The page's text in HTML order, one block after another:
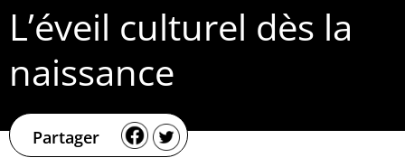
L’éveil culturel dès la
naissance
Partager